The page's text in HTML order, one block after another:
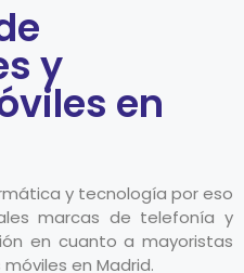
y
en
y tecnología por eso
marcas de telefonía y
en cuanto a mayoristas
en Madrid.